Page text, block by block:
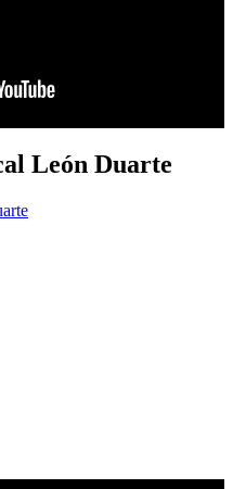
León Duarte